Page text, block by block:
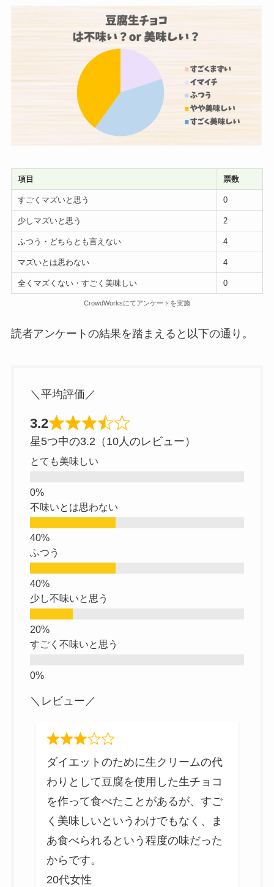
項目 票数
すごくマズいと思う 0
少しマズいと思う 2
ふつう・どちらとも言えない 4
マズいとは思わない 4
全くマズくない・すごく美味しい 0
CrowdWorksにてアンケートを実施
読者アンケートの結果を踏まえると以下の通り。
＼平均評価／
3.2
星5つ中の3.2（10人のレビュー）
とても美味しい
不味いとは思わない
ふつう
少し不味いと思う
すごく不味いと思う
＼レビュー／
ダイエットのために生クリームの代
わりとして豆腐を使用した生チョコ
を作って食べたことがあるが、すご
く美味しいというわけでもなく、ま
あ食べられるという程度の味だった
からです。
20代女性